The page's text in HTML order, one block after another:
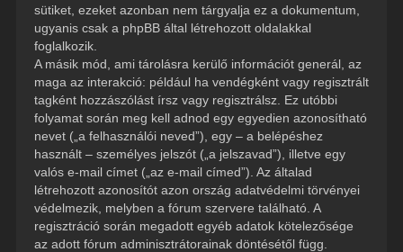
sütiket, ezeket azonban nem tárgyalja ez a dokumentum,
ugyanis csak a phpBB által létrehozott oldalakkal
foglalkozik.
A másik mód, ami tárolásra kerülő információt generál, az
maga az interakció: például ha vendégként vagy regisztrált
tagként hozzászólást írsz vagy regisztrálsz. Ez utóbbi
folyamat során meg kell adnod egy egyedien azonosítható
nevet („a felhasználói neved”), egy – a belépéshez
használt – személyes jelszót („a jelszavad”), illetve egy
valós e-mail címet („az e-mail címed”). Az általad
létrehozott azonosítót azon ország adatvédelmi törvényei
védelmezik, melyben a fórum szervere található. A
regisztráció során megadott egyéb adatok kötelezősége
az adott fórum adminisztrátorainak döntésétől függ.